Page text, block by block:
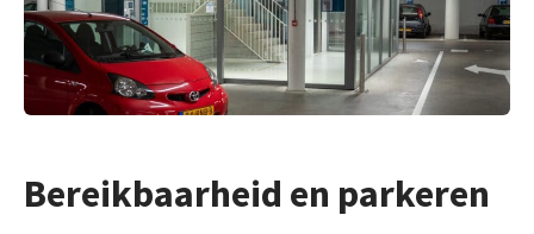
Bereikbaarheid en parkeren